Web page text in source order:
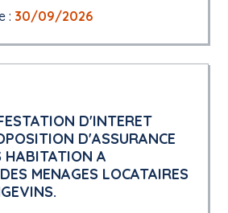
: 30/09/2026
D'INTERET
D'ASSURANCE
HABITATION A
MENAGES LOCATAIRES